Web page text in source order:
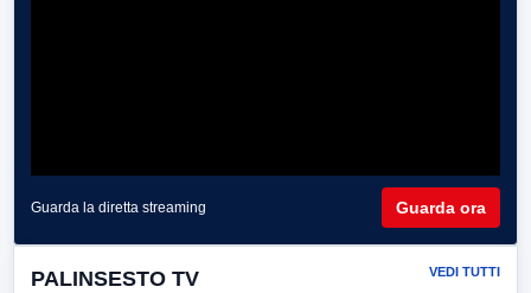
Guarda la diretta streaming Guarda ora
PALINSESTO TV VEDI TUTTI